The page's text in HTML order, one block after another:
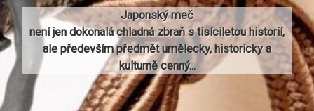
Japonský meč
není jen dokonalá chladná zbraň s tisíciletou historií,
ale především předmět umělecky, historicky a
kulturně cenný...